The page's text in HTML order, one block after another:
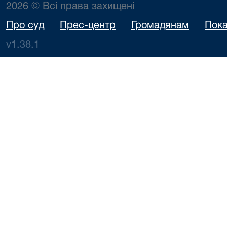
2026 © Всі права захищені
Про суд Прес-центр Громадянам
v1.38.1